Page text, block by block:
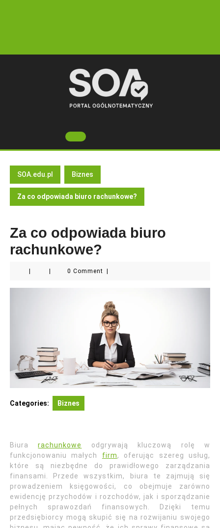
Open
Button
SOA.edu.pl Biznes
Za co odpowiada biuro rachunkowe?
Za co odpowiada biuro
rachunkowe?
0 Comment
Categories: Biznes
Biurarachunkowe
odgrywają kluczową rolę w
funkcjonowaniu małych firm, oferując szereg usług,
które są niezbędne do prawidłowego zarządzania
finansami. Przede wszystkim, biura te zajmują się
prowadzeniem księgowości, co obejmuje zarówno
ewidencję przychodów i rozchodów, jak i sporządzanie
pełnych sprawozdań finansowych. Dzięki temu
przedsiębiorcy mogą skupić się na rozwijaniu swojego